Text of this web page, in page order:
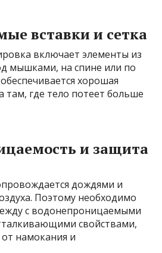
вставки и сетка
включает элементы из
мышками, на спине или по
хорошая
там, где тело потеет больше
и защита
дождями и
Поэтому необходимо
с водонепроницаемыми
свойствами,
намокания и